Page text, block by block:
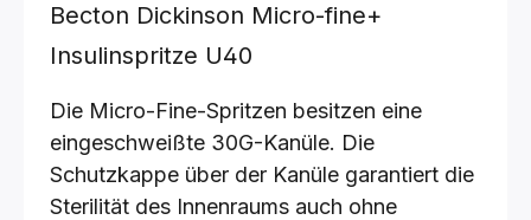
Becton Dickinson Micro-fine+
Insulinspritze U40
Die Micro-Fine-Spritzen besitzen eine
eingeschweißte 30G-Kanüle. Die
Schutzkappe über der Kanüle garantiert die
Sterilität des Innenraums auch ohne